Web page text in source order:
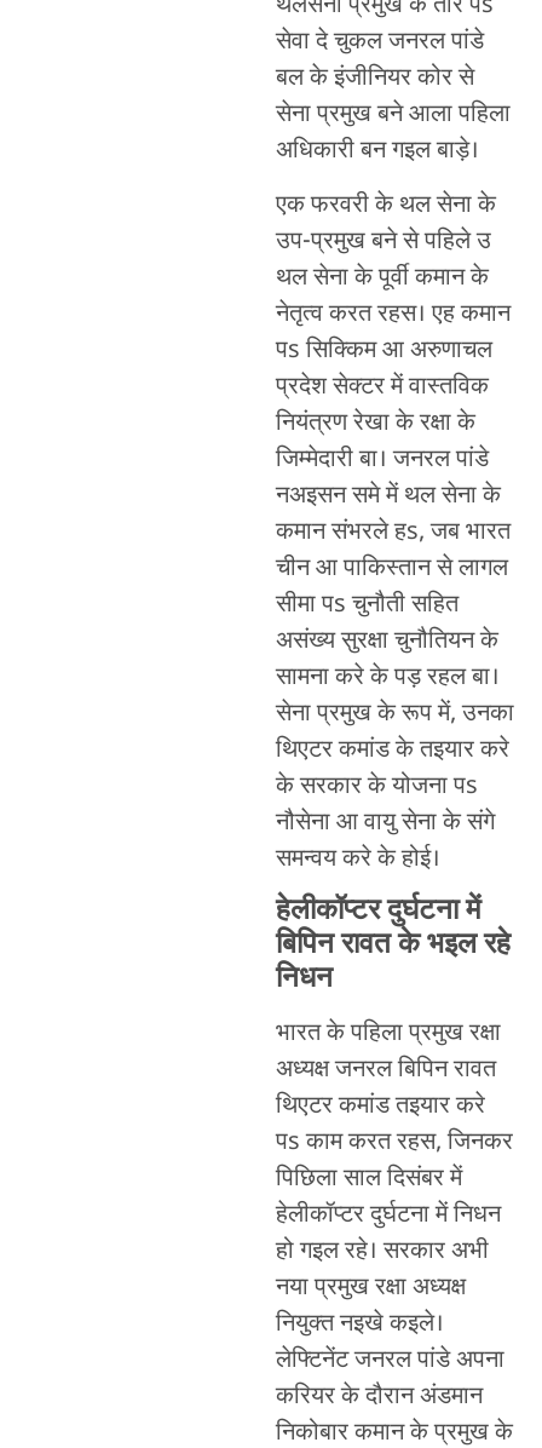
थलसेना प्रमुख के तौर पs
सेवा दे चुकल जनरल पांडे
बल के इंजीनियर कोर से
सेना प्रमुख बने आला पहिला
अधिकारी बन गइल बाड़े।
एक फरवरी के थल सेना के
उप-प्रमुख बने से पहिले उ
थल सेना के पूर्वी कमान के
नेतृत्व करत रहस। एह कमान
पs सिक्किम आ अरुणाचल
प्रदेश सेक्टर में वास्तविक
नियंत्रण रेखा के रक्षा के
जिम्मेदारी बा। जनरल पांडे
नअइसन समे में थल सेना के
कमान संभरले हs, जब भारत
चीन आ पाकिस्तान से लागल
सीमा पs चुनौती सहित
असंख्य सुरक्षा चुनौतियन के
सामना करे के पड़ रहल बा।
सेना प्रमुख के रूप में, उनका
थिएटर कमांड के तइयार करे
के सरकार के योजना पs
नौसेना आ वायु सेना के संगे
समन्वय करे के होई।
हेलीकॉप्टर दुर्घटना में
बिपिन रावत के भइल रहे
निधन
भारत के पहिला प्रमुख रक्षा
अध्यक्ष जनरल बिपिन रावत
थिएटर कमांड तइयार करे
पs काम करत रहस, जिनकर
पिछिला साल दिसंबर में
हेलीकॉप्टर दुर्घटना में निधन
हो गइल रहे। सरकार अभी
नया प्रमुख रक्षा अध्यक्ष
नियुक्त नइखे कइले।
लेफ्टिनेंट जनरल पांडे अपना
करियर के दौरान अंडमान
निकोबार कमान के प्रमुख के